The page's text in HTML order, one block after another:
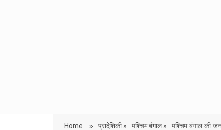
Home » प्रादेशिकी » पश्चिम बंगाल » पश्चिम बंगाल की